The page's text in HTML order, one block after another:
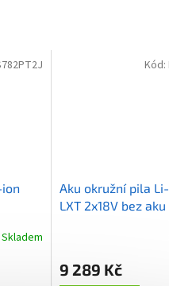
Skladem
Aku okružní pila
LXT 2x18V bez aku
9 289 Kč
Kód: